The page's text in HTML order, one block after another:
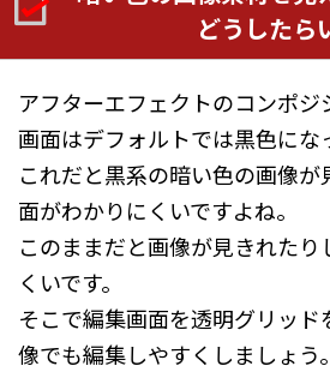
どうしたら
アフターエフェクトのコンポ
画面はデフォルトでは黒色にな
これだと黒系の暗い色の画像
面がわかりにくいですよね。
このままだと画像が見きれたり
くいです。
そこで編集画面を透明グリッド
像でも編集しやすくしましょう。